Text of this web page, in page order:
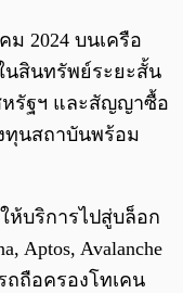
2024 บนเครือ
สินทรัพย์ระยะสั้น
หรัฐฯ และสัญญาซื้อ
ทุนสถาบันพร้อม
ห้บริการไปสู่บล็อก
Aptos, Avalanche
ถถือครองโทเคน